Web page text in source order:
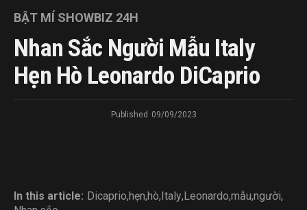
BẬT MÍ SHOWBIZ 24H
Nhan Sắc Người Mẫu Italy
Hẹn Hò Leonardo DiCaprio
Published 09/09/2023
In this article: Dicaprio,hẹn,hò,Italy,Leonardo,mẫu,người,